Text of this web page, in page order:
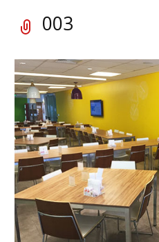
003